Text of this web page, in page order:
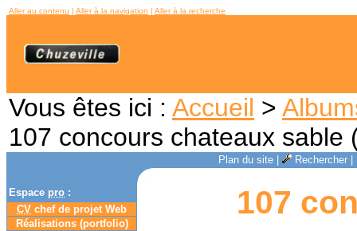
Aller au contenu | Aller à la navigation | Aller à la recherche
Vous êtes ici : Accueil >
107 concours chateaux sable
Plan du site| Rechercher|
Espace pro :
CV chef de projet Web
Réalisations (portfolio)
107